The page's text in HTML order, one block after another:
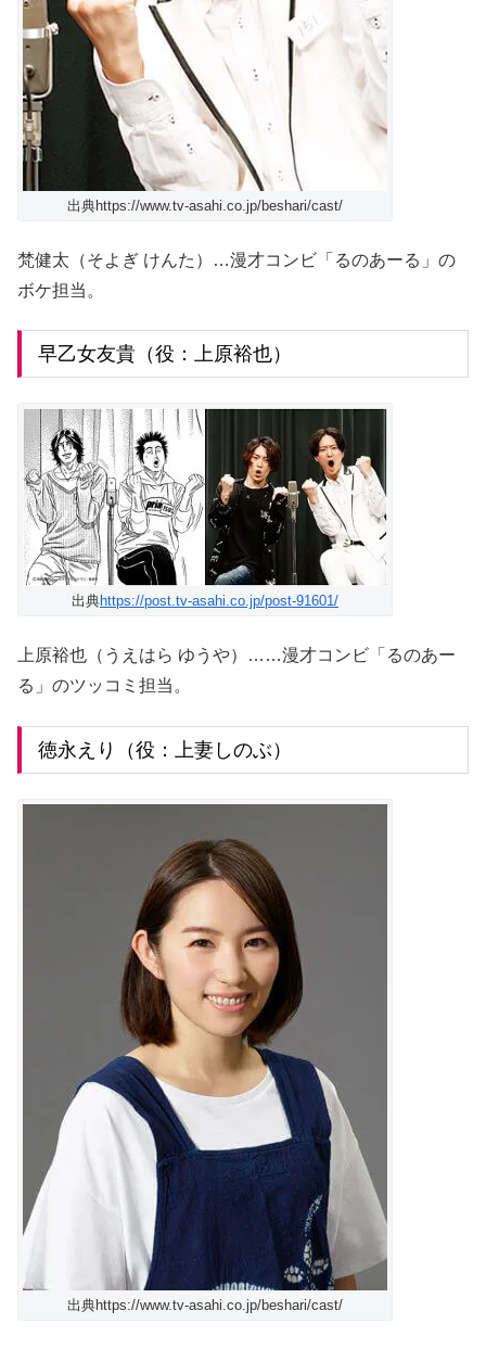
出典https://www.tv-asahi.co.jp/beshari/cast/
梵健太（そよぎ けんた）…漫才コンビ「るのあーる」の
ボケ担当。
早乙女友貴（役：上原裕也）
出典https://post.tv-asahi.co.jp/post-91601/
上原裕也（うえはら ゆうや）……漫才コンビ「るのあー
る」のツッコミ担当。
徳永えり（役：上妻しのぶ）
出典https://www.tv-asahi.co.jp/beshari/cast/